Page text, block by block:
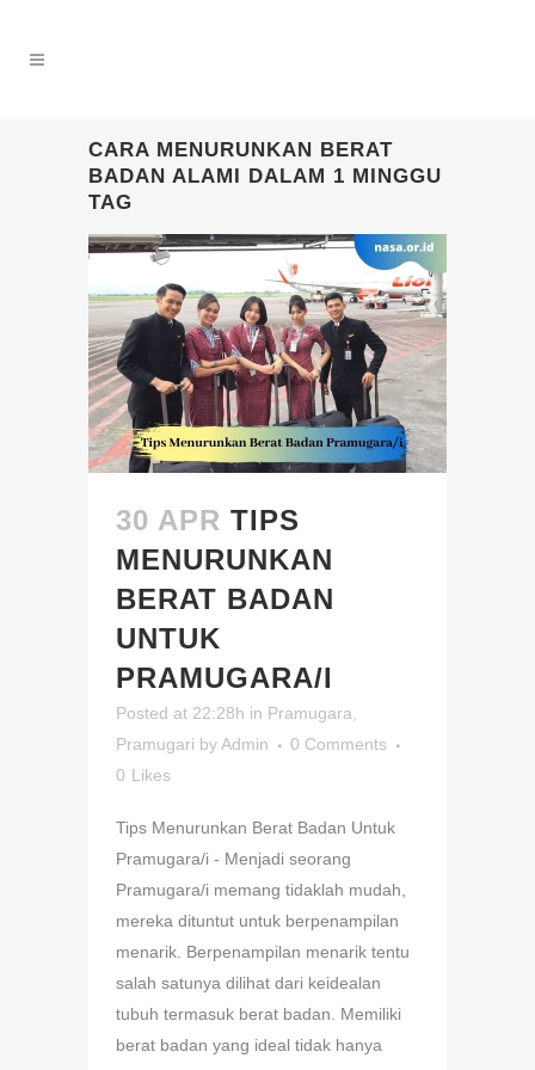
CARA MENURUNKAN BERAT
BADAN ALAMI DALAM 1 MINGGU
TAG
30 APR TIPS
MENURUNKAN
BERAT BADAN
UNTUK
PRAMUGARA/I
Posted at 22:28h in Pramugara
Pramugari byAdmin
0 Comments
0 Likes
Tips Menurunkan Berat Badan Untuk
Pramugara/i - Menjadi seorang
Pramugara/i memang tidaklah mudah,
mereka dituntut untuk berpenampilan
menarik. Berpenampilan menarik tentu
salah satunya dilihat dari keidealan
tubuh termasuk berat badan. Memiliki
berat badan yang ideal tidak hanya